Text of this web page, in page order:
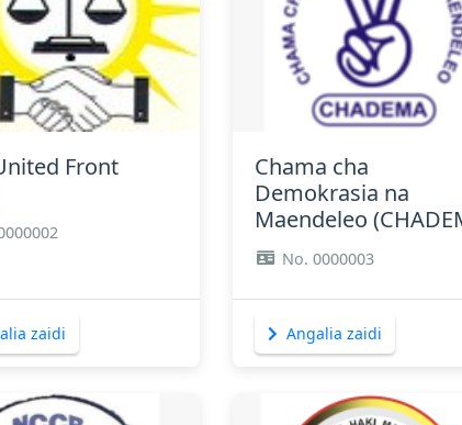
Angalia zaidi
Front
zaidi
Angalia zaidi
Chama cha
Demokrasia na
Maendeleo
No. 0000003
Angalia zaidi